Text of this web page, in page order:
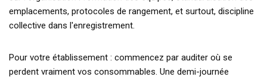
emplacements, protocoles de rangement, et surtout, discipline
collective dans l'enregistrement.
Pour votre établissement : commencez par auditer où se
perdent vraiment vos consommables. Une demi-journée